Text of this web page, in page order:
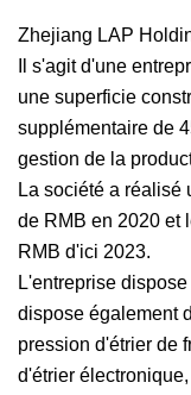
Zhejiang LAP
Il s'agit d'une
une superficie
supplémentaire de
gestion de la
La société a réalisé
de RMB en 2020 et
RMB d'ici 2023.
L'entreprise
dispose également
pression d'étrier de
d'étrier